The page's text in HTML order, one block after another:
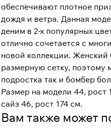
обеспечивают плотное
дождя и ветра. Данная
деним в 2-х популярных
отлично сочетается с
новой коллекции.
размерную сетку, поэтому
подростка так и бомбер
Размер на модели 44, рост
сайз 46, рост 174 см.
Вам также может